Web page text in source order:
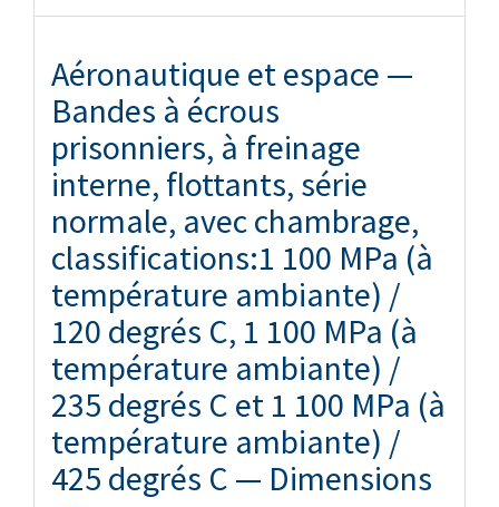
Aéronautique et espace —
Bandes à écrous
prisonniers, à freinage
interne, flottants, série
normale, avec chambrage,
classifications:1 100 MPa (à
température ambiante) /
120 degrés C, 1 100 MPa (à
température ambiante) /
235 degrés C et 1 100 MPa (à
température ambiante) /
425 degrés C — Dimensions